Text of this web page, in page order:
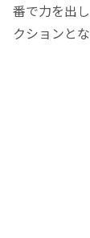
番で力を出
クションと